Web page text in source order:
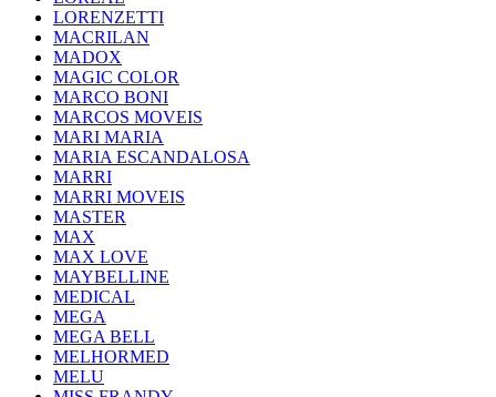
LORENZETTI
MACRILAN
MADOX
MAGIC COLOR
MARCO BONI
MARCOS MOVEIS
MARI MARIA
MARIA ESCANDALOSA
MARRI
MARRI MOVEIS
MASTER
MAX
MAX LOVE
MAYBELLINE
MEDICAL
MEGA
MEGA BELL
MELHORMED
MELU